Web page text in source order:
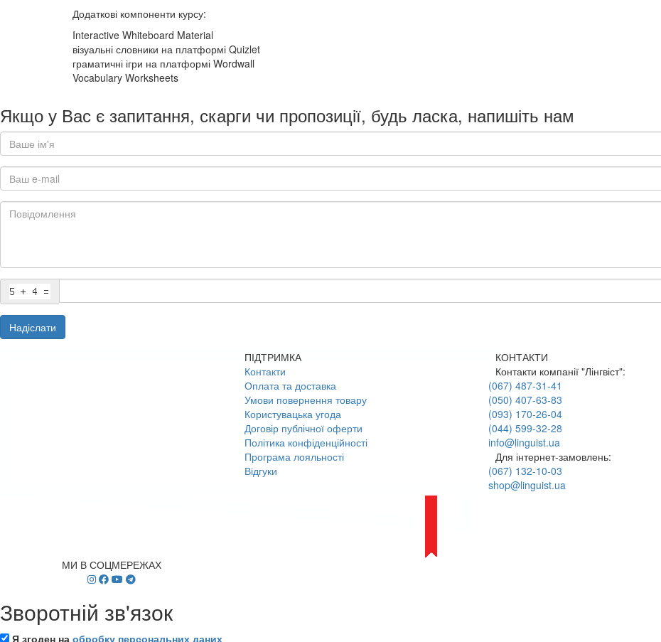
Додаткові компоненти курсу:
Interactive Whiteboard Material
візуальні словники на платформі Quizlet
граматичні ігри на платформі Wordwall
Vocabulary Worksheets
Якщо у Вас є запитання, скарги чи пропозиції, будь ласка, напишіть нам
Надіслати
МИ В СОЦМЕРЕЖАХ
ПІДТРИМКА
Контакти
Оплата та доставка
Умови повернення товару
Користувацька угода
Договір публічної оферти
Політика конфіденційності
Програма лояльності
Відгуки
КОНТАКТИ
Контакти компанії "Лінгвіст":
(067) 487-31-41
(050) 407-63-83
(093) 170-26-04
(044) 599-32-28
info@linguist.ua
Для інтернет-замовлень:
(067) 132-10-03
shop@linguist.ua
Зворотній зв'язок
Я згоден на обробку персональних даних